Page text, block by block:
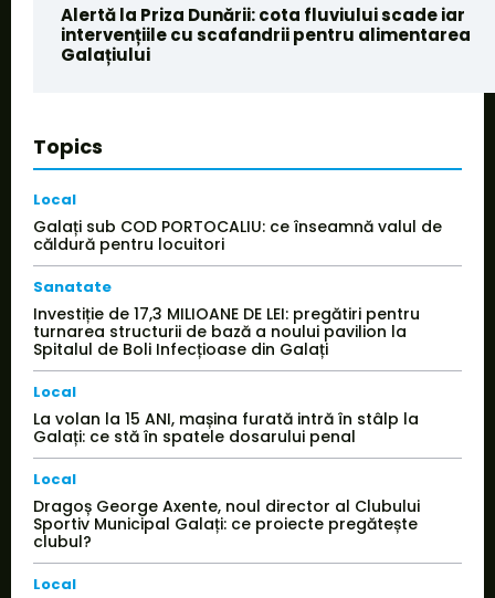
Alertă la Priza Dunării: cota fluviului scade iar
intervențiile cu scafandrii pentru alimentarea
Galațiului
Topics
Local
Galați sub COD PORTOCALIU: ce înseamnă valul de
căldură pentru locuitori
Sanatate
Investiție de 17,3 MILIOANE DE LEI: pregătiri pentru
turnarea structurii de bază a noului pavilion la
Spitalul de Boli Infecțioase din Galați
Local
La volan la 15 ANI, mașina furată intră în stâlp la
Galați: ce stă în spatele dosarului penal
Local
Dragoș George Axente, noul director al Clubului
Sportiv Municipal Galați: ce proiecte pregătește
clubul?
Local